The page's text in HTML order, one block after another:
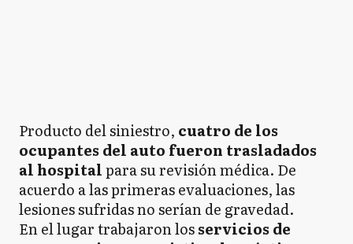
Producto del siniestro, cuatro de los
ocupantes del auto fueron trasladados
al hospitalpara su revisión médica. De
acuerdo a las primeras evaluaciones, las
lesiones sufridas no serían de gravedad.
En el lugar trabajaron losservicios de